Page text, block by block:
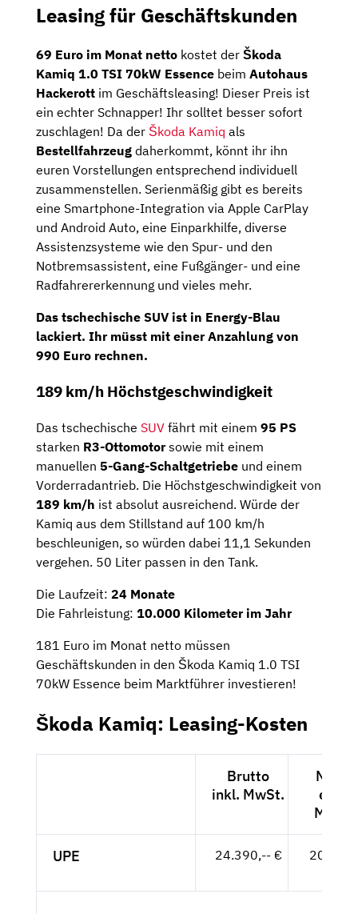
Leasing für Geschäftskunden
69 Euro im Monat netto kostet der Škoda
Kamiq 1.0 TSI 70kW Essence beim Autohaus
Hackerott im Geschäftsleasing! Dieser Preis ist
ein echter Schnapper! Ihr solltet besser sofort
zuschlagen! Da der Škoda Kamiq als
Bestellfahrzeug daherkommt, könnt ihr ihn
euren Vorstellungen entsprechend individuell
zusammenstellen. Serienmäßig gibt es bereits
eine Smartphone-Integration via Apple CarPlay
und Android Auto, eine Einparkhilfe, diverse
Assistenzsysteme wie den Spur- und den
Notbremsassistent, eine Fußgänger- und eine
Radfahrererkennung und vieles mehr.
Das tschechische SUV ist in Energy-Blau
lackiert. Ihr müsst mit einerAnzahlung von
990 Euro rechnen.
189 km/h Höchstgeschwindigkeit
Das tschechische SUV fährt mit einem 95 PS
starken R3-Ottomotorsowie mit einem
manuellen 5-Gang-Schaltgetriebe und einem
Vorderradantrieb. Die Höchstgeschwindigkeit von
189 km/h ist absolut ausreichend. Würde der
Kamiq aus dem Stillstand auf 100 km/h
beschleunigen, so würden dabei 11,1 Sekunden
vergehen. 50 Liter passen in den Tank.
Die Laufzeit: 24 Monate
Die Fahrleistung: 10.000 Kilometer im Jahr
181 Euro im Monat netto müssen
Geschäftskunden in den Škoda Kamiq 1.0 TSI
70kW Essence beim Marktführer investieren!
Škoda Kamiq: Leasing-Kosten
Brutto
inkl. MwSt.
Netto
exkl.
MwSt.
UPE 24.390,-- €